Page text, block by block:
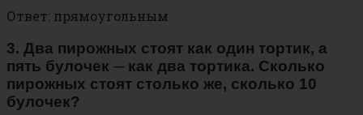
Ответ: прямоугольным
3. Два пирожных стоят как один тортик, а
пять булочек ─ как два тортика. Сколько
пирожных стоят столько же, сколько 10
булочек?